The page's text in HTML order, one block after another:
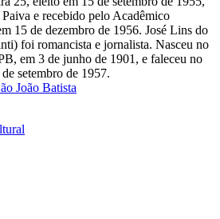
e recebido pelo Acadêmico
15 de dezembro de 1956. José Lins do
foi romancista e jornalista. Nasceu no
em 3 de junho de 1901, e faleceu no
setembro de 1957.
João Batista